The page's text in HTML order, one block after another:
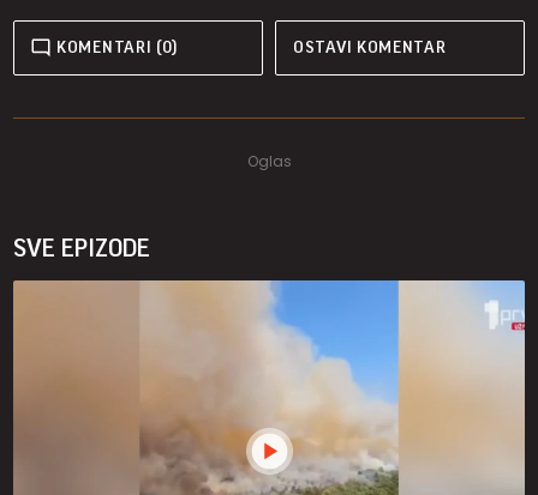
KOMENTARI (0) OSTAVI KOMENTAR
SVE EPIZODE